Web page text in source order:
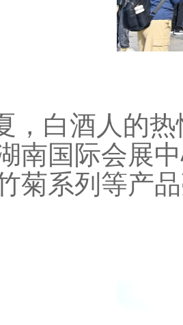
，白酒人的
南国际会展
菊系列等产